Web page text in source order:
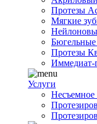
Протезы
Мягкие
Протезы
Иммедиат-
Услуги
Несъемное